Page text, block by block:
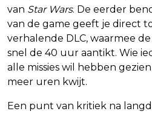
van Star Wars. De eerder
van de game geeft je direct
verhalende DLC, waarmee
snel de 40 uur aantikt. Wie
alle missies wil hebben
meer uren kwijt.
Een punt van kritiek na